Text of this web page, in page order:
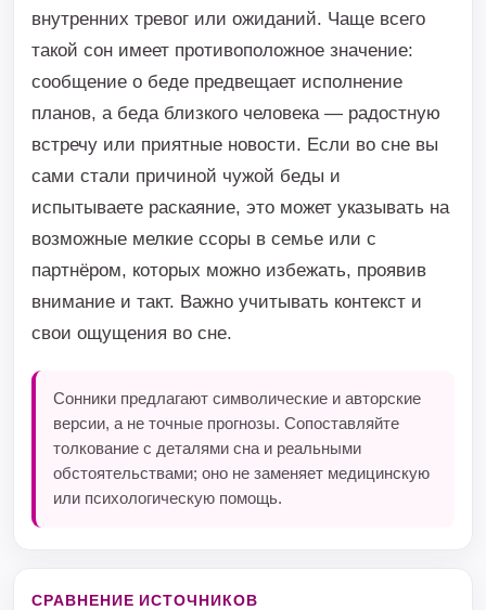
внутренних тревог или ожиданий. Чаще всего
такой сон имеет противоположное значение:
сообщение о беде предвещает исполнение
планов, а беда близкого человека — радостную
встречу или приятные новости. Если во сне вы
сами стали причиной чужой беды и
испытываете раскаяние, это может указывать на
возможные мелкие ссоры в семье или с
партнёром, которых можно избежать, проявив
внимание и такт. Важно учитывать контекст и
свои ощущения во сне.
Сонники предлагают символические и авторские
версии, а не точные прогнозы. Сопоставляйте
толкование с деталями сна и реальными
обстоятельствами; оно не заменяет медицинскую
или психологическую помощь.
СРАВНЕНИЕ ИСТОЧНИКОВ